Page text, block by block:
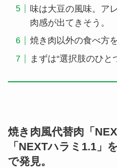
味は大豆の風味。ア
肉感が出てきそう。
焼き肉以外の食べ方
まずは“選択肢のひと
焼き肉風代替肉「
「NEXTハラミ1.1」
で発見。